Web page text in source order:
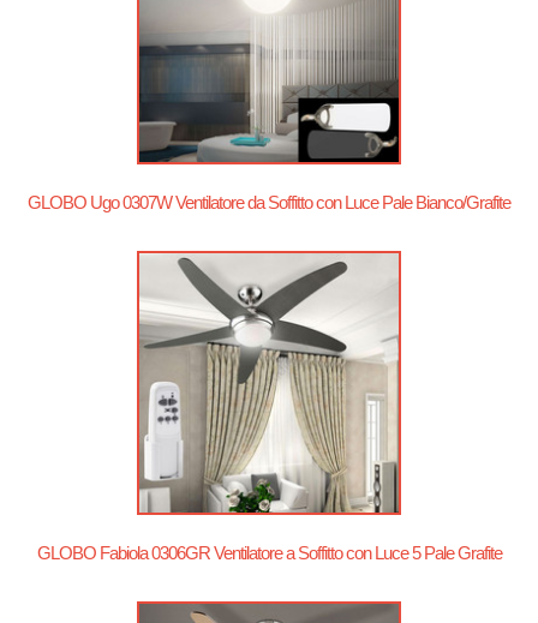
GLOBO Ugo 0307W Ventilatore da Soffitto con Luce Pale Bianco/Grafite
GLOBO Fabiola 0306GR Ventilatore a Soffitto con Luce 5 Pale Grafite